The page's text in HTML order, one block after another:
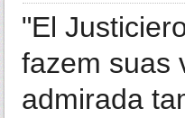
"El
fazem suas
admirada